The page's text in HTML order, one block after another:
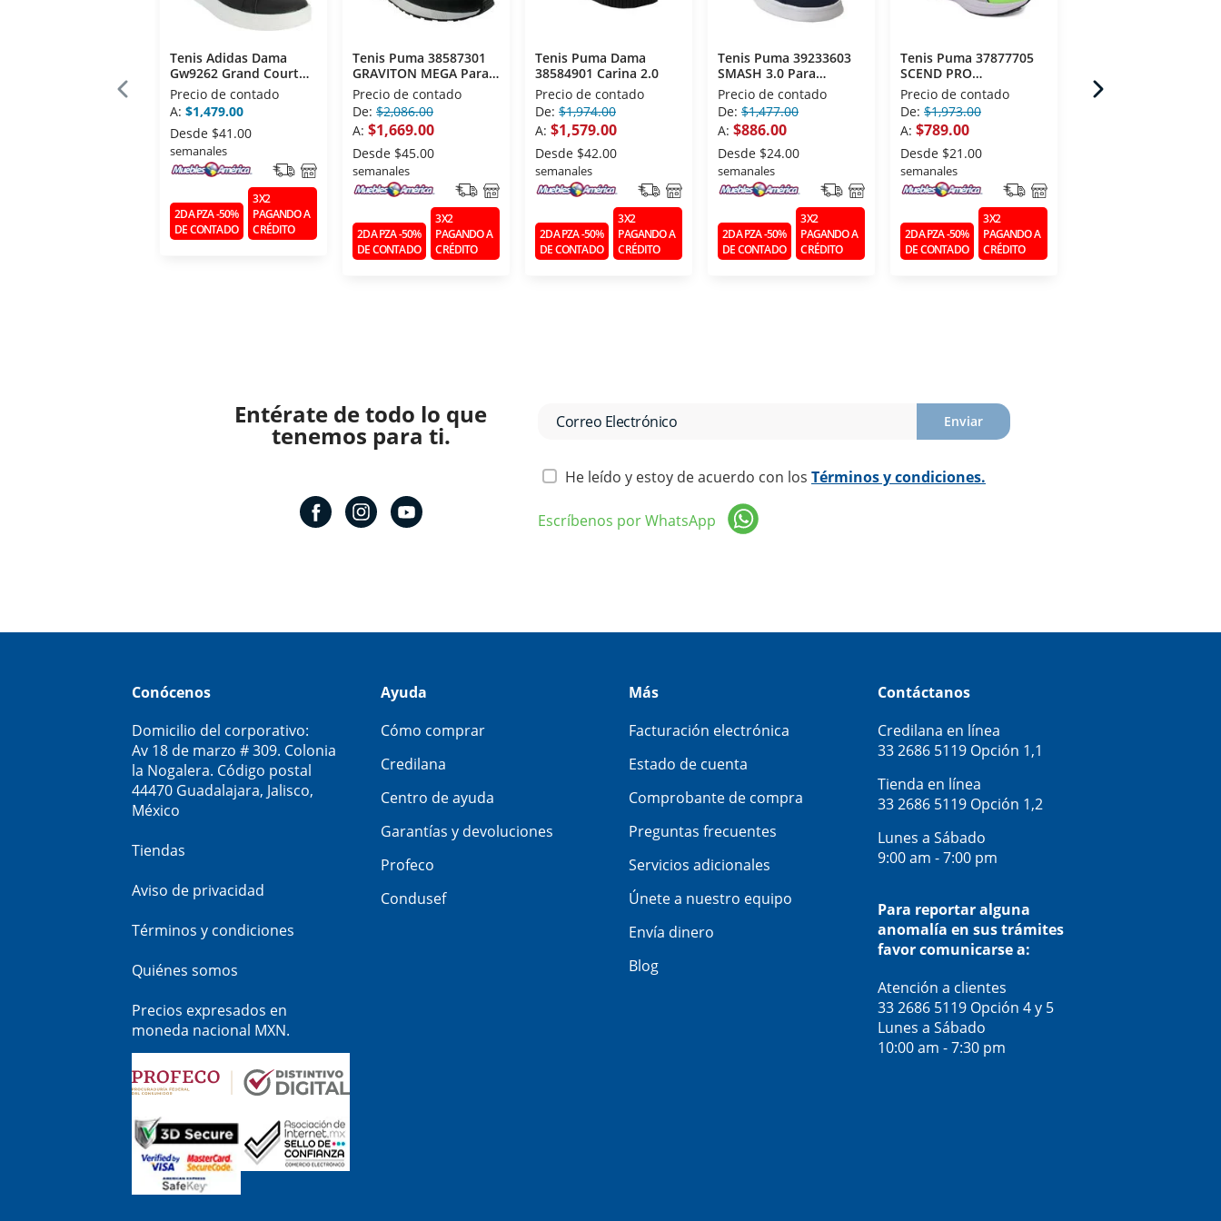
Tenis Adidas Dama
Gw9262 Grand Court
Base 2.0
Precio de contado
A: $1,479.00
Desde $41.00
semanales
2DA PZA -50%
DE CONTADO
3X2
PAGANDO A
CRÉDITO
Tenis Puma 38587301
GRAVITON MEGA Para
Caballero 28
Precio de contado
De: $2,086.00
A: $1,669.00
Desde $45.00
semanales
2DA PZA -50%
DE CONTADO
3X2
PAGANDO A
CRÉDITO
Tenis Puma Dama
38584901 Carina 2.0
Precio de contado
De: $1,974.00
A: $1,579.00
Desde $42.00
semanales
2DA PZA -50%
DE CONTADO
3X2
PAGANDO A
CRÉDITO
Tenis Puma 39233603
SMASH 3.0 Para
Caballero 28
Precio de contado
De: $1,477.00
A: $886.00
Desde $24.00
semanales
2DA PZA -50%
DE CONTADO
3X2
PAGANDO A
CRÉDITO
Tenis Puma 37877705
SCEND PRO
ENGINEERED Verde
Precio de contado
De: $1,973.00
A: $789.00
Desde $21.00
semanales
2DA PZA -50%
DE CONTADO
3X2
PAGANDO A
CRÉDITO
Mid Jr
Precio de contado
Entérate de todo lo que
tenemos para ti. Enviar
He leído y estoy de acuerdo con los Términos y condiciones.
Escríbenos por WhatsApp
Conócenos
Domicilio del corporativo:
Av 18 de marzo # 309. Colonia
la Nogalera. Código postal
44470 Guadalajara, Jalisco,
México
Tiendas
Aviso de privacidad
Términos y condiciones
Quiénes somos
Precios expresados en
moneda nacional MXN.
Ayuda
Cómo comprar
Credilana
Centro de ayuda
Garantías y devoluciones
Profeco
Condusef
Más
Facturación electrónica
Estado de cuenta
Comprobante de compra
Preguntas frecuentes
Servicios adicionales
Únete a nuestro equipo
Envía dinero
Blog
Contáctanos
Credilana en línea
33 2686 5119 Opción 1,1
Tienda en línea
33 2686 5119 Opción 1,2
Lunes a Sábado
9:00 am - 7:00 pm
Para reportar alguna
anomalía en sus trámites
favor comunicarse a:
Atención a clientes
33 2686 5119 Opción 4 y 5
Lunes a Sábado
10:00 am - 7:30 pm